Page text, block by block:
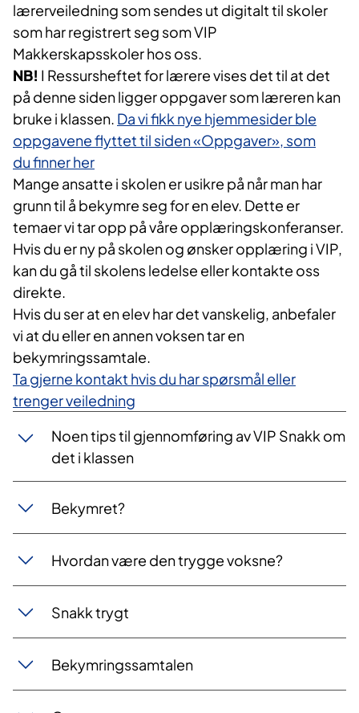
lærerveiledning som sendes ut digitalt til skoler
som har registrert seg som VIP
Makkerskapsskoler hos oss. ​
NB! I Ressursheftet for lærere vises det til at det
på denne siden ligger oppgaver som læreren kan
bruke i klassen. Da vi fikk nye hjemmesider ble
oppgavene flyttet til siden «Oppgaver», som
du finner her
Mange ansatte i skolen er usikre på når man har
grunn til å bekymre seg for en elev. Dette er
temaer vi tar opp på våre opplæringskonferanser.
Hvis du er ny på skolen og ønsker opplæring i VIP,
kan du gå til skolens ledelse eller kontakte oss
direkte.
Hvis du ser at en elev har det vanskelig, anbefaler
vi at du eller en annen voksen tar en
bekymringssamtale.
Ta gjerne kontakt hvis du har spørsmål eller
trenger veiledning
Noen tips til gjennomføring av VIP Snakk om
det​ i klassen
Bekymret?
Hvordan være den trygge voksne?
Snakk trygt
Bekymringssamtalen